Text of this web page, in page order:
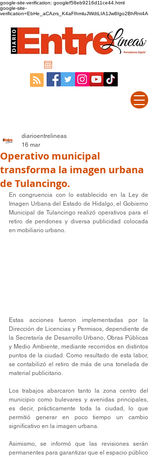
google-site-verification: googlef58eb9216d11ce44.html
google-site-
verification=EbHe_aCAzrs_K4aFIhmluJWdtLIA1Jw8Igo2BhRnt4A
Operativo municipal
transforma la imagen urbana
de Tulancingo.
diarioentrelineas
16 mar
En congruencia con lo establecido en la Ley de
Imagen Urbana del Estado de Hidalgo, el Gobierno
Municipal de Tulancingo realizó operativos para el
retiro de pendones y diversa publicidad colocada
en mobiliario urbano.
Estas acciones fueron implementadas por la
Dirección de Licencias y Permisos, dependiente de
la Secretaría de Desarrollo Urbano, Obras Públicas
y Medio Ambiente, mediante recorridos en distintos
puntos de la ciudad. Como resultado de esta labor,
se contabilizó el retiro de más de una tonelada de
material publicitario.
Los trabajos abarcaron tanto la zona centro del
municipio como bulevares y avenidas principales,
es decir, prácticamente toda la ciudad, lo que
permitió generar en poco tiempo un cambio
significativo en la imagen urbana.
Asimismo, se informó que las revisiones serán
permanentes para garantizar que el espacio público